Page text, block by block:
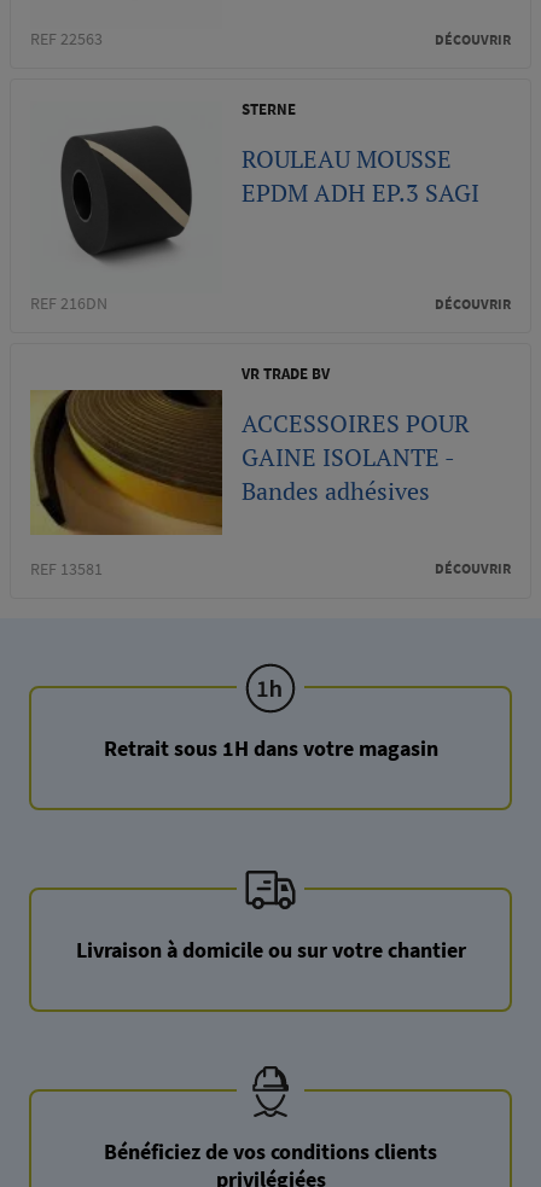
REF 22563 DÉCOUVRIR
STERNE
ROULEAU MOUSSE
EPDM ADH EP.3 SAGI
REF 216DN DÉCOUVRIR
VR TRADE BV
ACCESSOIRES POUR
GAINE ISOLANTE -
Bandes adhésives
REF 13581 DÉCOUVRIR
Retrait sous 1H dans votre magasin
Livraison à domicile ou sur votre chantier
Bénéficiez de vos conditions clients
privilégiées